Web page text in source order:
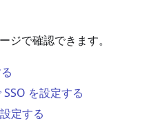
ジで確認できます。
を設定する
定する